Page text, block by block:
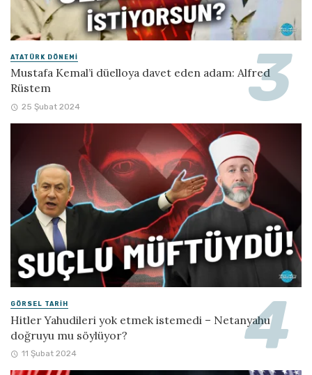
ATATÜRK DÖNEMI
Mustafa Kemal’i düelloya davet eden adam: Alfred
Rüstem
25 Şubat 2024
GÖRSEL TARIH
Hitler Yahudileri yok etmek istemedi – Netanyahu
doğruyu mu söylüyor?
11 Şubat 2024